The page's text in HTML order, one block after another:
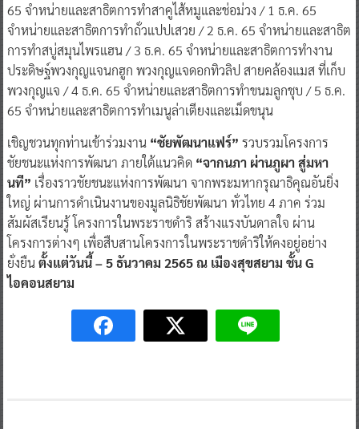
65 จำหน่ายและสาธิตการทำสาคูไส้หมูและช่อม่วง / 1 ธ.ค. 65
จำหน่ายและสาธิตการทำถั่วแปปเสวย / 2 ธ.ค. 65 จำหน่ายและสาธิต
การทำสบู่สมุนไพรแฮน / 3 ธ.ค. 65 จำหน่ายและสาธิตการทำงาน
ประดิษฐ์พวงกุญแจนกฮูก พวงกุญแจดอกทิวลิป สายคล้องแมส ที่เก็บ
พวงกุญแจ / 4 ธ.ค. 65 จำหน่ายและสาธิตการทำขนมลูกชุบ / 5 ธ.ค.
65 จำหน่ายและสาธิตการทำเมนูล่าเตียงและเม็ดขนุน
เชิญชวนทุกท่านเข้าร่วมงาน “ชัยพัฒนาแฟร์” รวบรวมโครงการ
ชัยชนะแห่งการพัฒนา ภายใต้แนวคิด “จากนภา ผ่านภูผา สู่มหา
นที” เรื่องราวชัยชนะแห่งการพัฒนา จากพระมหากรุณาธิคุณอันยิ่ง
ใหญ่ ผ่านการดำเนินงานของมูลนิธิชัยพัฒนา ทั่วไทย 4 ภาค ร่วม
สัมผัสเรียนรู้ โครงการในพระราชดำริ สร้างแรงบันดาลใจ ผ่าน
โครงการต่างๆ เพื่อสืบสานโครงการในพระราชดำริให้คงอยู่อย่าง
ยั่งยืนตั้งแต่วันนี้ – 5 ธันวาคม 2565 ณ เมืองสุขสยาม ชั้น G
ไอคอนสยาม